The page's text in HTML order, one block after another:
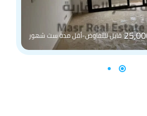
قابل للتفاوض-أقل مدة ست شهور